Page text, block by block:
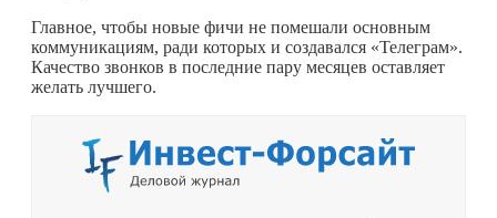
Главное, чтобы новые фичи не помешали основным
коммуникациям, ради которых и создавался «Телеграм».
Качество звонков в последние пару месяцев оставляет
желать лучшего.